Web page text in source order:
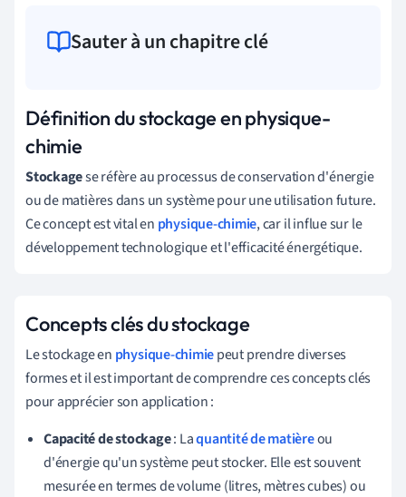
Sauter à un chapitre clé
Définition du stockage en physique-
chimie
Stockagese réfère au processus de conservation d'énergie
ou de matières dans un système pour une utilisation future.
Ce concept est vital en physique-chimie, car il influe sur le
développement technologique et l'efficacité énergétique.
Concepts clés du stockage
Le stockage en physique-chimiepeut prendre diverses
formes et il est important de comprendre ces concepts clés
pour apprécier son application :
Capacité de stockage: Laquantité de matièreou
d'énergie qu'un système peut stocker. Elle est souvent
mesurée en termes de volume (litres, mètres cubes) ou